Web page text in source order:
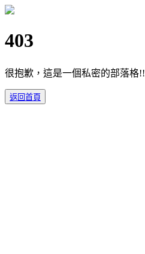
403
很抱歉，這是一個私密的部落格!!
返回首頁